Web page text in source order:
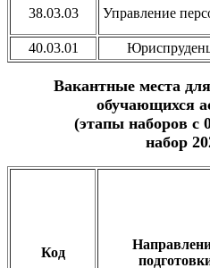
38.03.03 Управление
40.03.01
Вакантные места
обучающихся
(этапы наборов с
набор
Код